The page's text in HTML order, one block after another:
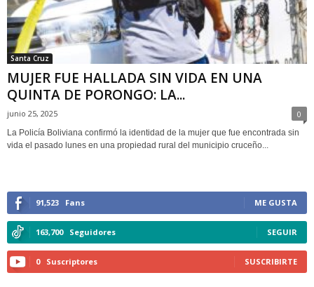
Santa Cruz
MUJER FUE HALLADA SIN VIDA EN UNA
QUINTA DE PORONGO: LA...
junio 25, 2025 0
La Policía Boliviana confirmó la identidad de la mujer que fue encontrada sin
vida el pasado lunes en una propiedad rural del municipio cruceño...
91,523 Fans ME GUSTA
163,700 Seguidores SEGUIR
0 Suscriptores SUSCRIBIRTE